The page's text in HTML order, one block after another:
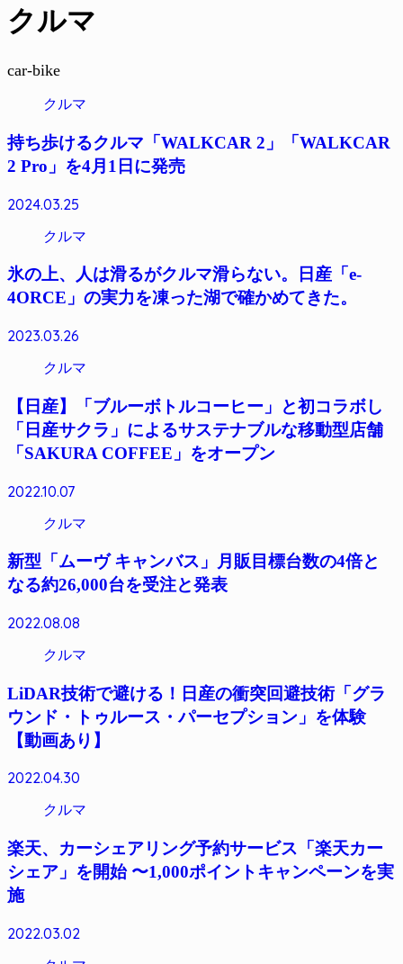
クルマ
car-bike
クルマ
持ち歩けるクルマ「WALKCAR 2」「WALKCAR
2 Pro」を4月1日に発売
2024.03.25
クルマ
氷の上、人は滑るがクルマ滑らない。日産「e-
4ORCE」の実力を凍った湖で確かめてきた。
2023.03.26
クルマ
【日産】「ブルーボトルコーヒー」と初コラボし
「日産サクラ」によるサステナブルな移動型店舗
「SAKURA COFFEE」をオープン
2022.10.07
クルマ
新型「ムーヴ キャンバス」月販目標台数の4倍と
なる約26,000台を受注と発表
2022.08.08
クルマ
LiDAR技術で避ける！日産の衝突回避技術「グラ
ウンド・トゥルース・パーセプション」を体験
【動画あり】
2022.04.30
クルマ
楽天、カーシェアリング予約サービス「楽天カー
シェア」を開始 〜1,000ポイントキャンペーンを実
施
2022.03.02